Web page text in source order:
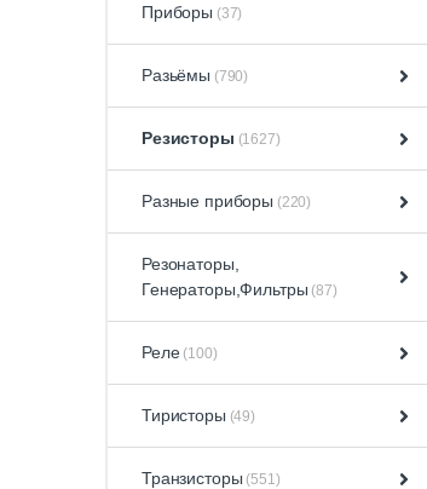
Приборы (37)
Разьёмы (790)
Резисторы (1627)
Разные приборы (220)
Резонаторы,
Генераторы,Фильтры (87)
Реле(100)
Тиристоры (49)
Транзисторы (551)